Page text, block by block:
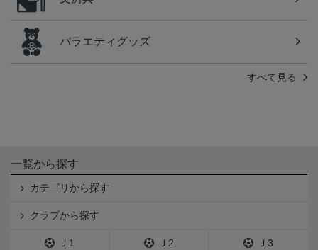
バラエティグッズ
すべて見る
一覧から探す
カテゴリから探す
クラブから探す
Ｊ1 Ｊ2 Ｊ3